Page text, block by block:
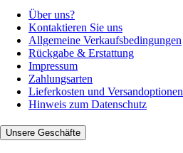
Über uns?
Kontaktieren Sie uns
Allgemeine Verkaufsbedingungen
Rückgabe & Erstattung
Impressum
Zahlungsarten
Lieferkosten und Versandoptionen
Hinweis zum Datenschutz
Unsere Geschäfte